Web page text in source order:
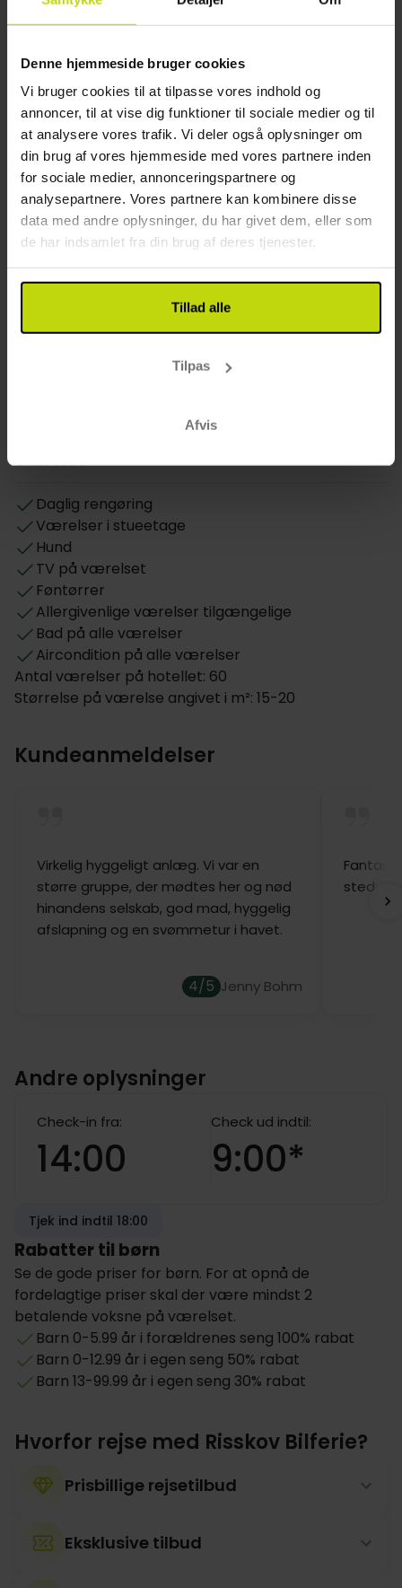
Denne hjemmeside bruger cookies
Vi bruger cookies til at tilpasse vores indhold og
annoncer, til at vise dig funktioner til sociale medier og til
at analysere vores trafik. Vi deler også oplysninger om
din brug af vores hjemmeside med vores partnere inden
for sociale medier, annonceringspartnere og
analysepartnere. Vores partnere kan kombinere disse
data med andre oplysninger, du har givet dem, eller som
de har indsamlet fra din brug af deres tjenester.
Tillad alle
Tilpas
Afvis
og hårtørrer.
Cykelruter: 0.1 km
Gratis internet
Wifi
Byggeår: 1983
Renoveret: 2016
Etager: 2
Opladning af elbil: 50 SEK
Motorcykel opbevaring
Mulighed for laktosefri mad
Åbningstider i baren: -23:00
Værelse
Daglig rengøring
Værelser i stueetage
Hund
TV på værelset
Føntørrer
Allergivenlige værelser tilgængelige
Bad på alle værelser
Aircondition på alle værelser
Antal værelser på hotellet: 60
Størrelse på værelse angivet i m²: 15-20
Kundeanmeldelser
Virkelig hyggeligt anlæg. Vi var en
større gruppe, der mødtes her og nød
hinandens selskab, god mad, hyggelig
afslapning og en svømmetur i havet.
4/5 Jenny Bohm
sted
Andre oplysninger
Check-in fra:
14:00
Check ud indtil:
9:00*
Tjek ind indtil 18:00
Rabatter til børn
Se de gode priser for børn. For at opnå de
fordelagtige priser skal der være mindst 2
betalende voksne på værelset.
Barn 0-5.99 år i forældrenes seng 100% rabat
Barn 0-12.99 år i egen seng 50% rabat
Barn 13-99.99 år i egen seng 30% rabat
Hvorfor rejse med Risskov Bilferie?
Prisbillige rejsetilbud
Eksklusive tilbud